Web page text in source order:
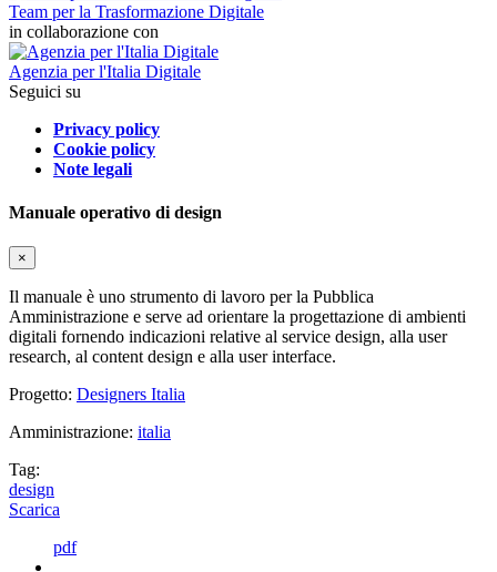
Team per la Trasformazione Digitale
in collaborazione con
Agenzia per l'Italia Digitale
Seguici su
Privacy policy
Cookie policy
Note legali
Manuale operativo di design
×
Il manuale è uno strumento di lavoro per la Pubblica
Amministrazione e serve ad orientare la progettazione di ambienti
digitali fornendo indicazioni relative al service design, alla user
research, al content design e alla user interface.
Progetto: Designers Italia
Amministrazione: italia
Tag:
design
Scarica
pdf